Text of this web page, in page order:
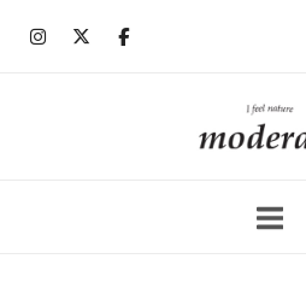
ホ
ー